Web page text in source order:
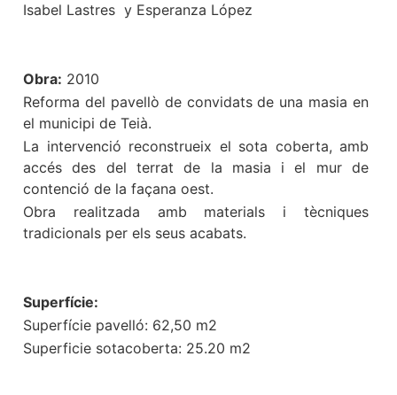
Isabel Lastres y Esperanza López
Obra: 2010
Reforma del pavellò de convidats de una masia en
el municipi de Teià.
La intervenció reconstrueix el sota coberta, amb
accés des del terratde la masia i el mur de
contenció de la façana oest.
Obra realitzada amb materials i tècniques
tradicionals per els seus acabats.
Superfície:
Superfície pavelló: 62,50 m2
Superficie sotacoberta: 25.20 m2